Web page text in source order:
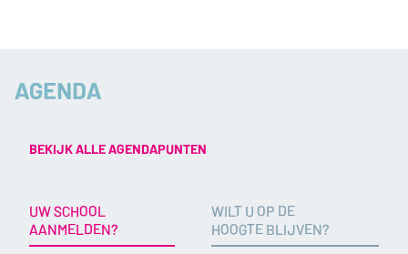
AGENDA
BEKIJK ALLE AGENDAPUNTEN
UW SCHOOL
AANMELDEN?
WILT U OP DE
HOOGTE BLIJVEN?